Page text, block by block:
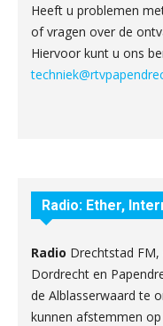
Heeft u problemen
of vragen over de
Hiervoor kunt u ons
Radio: Ether,
Radio Drechtstad
Dordrecht en
de Alblasserwaard te
kunnen afstemmen